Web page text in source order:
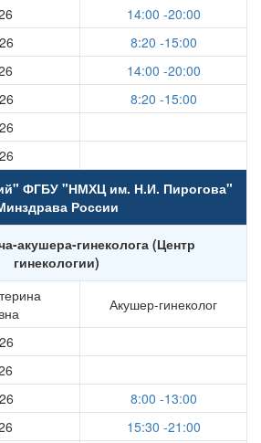
14:00 -20:00
8:20 -15:00
14:00 -20:00
8:20 -15:00
ФГБУ "НМХЦ им. Н.И. Пирогова"
России
акушера-гинеколога (Центр
гинекологии)
Акушер-гинеколог
8:00 -13:00
15:30 -21:00